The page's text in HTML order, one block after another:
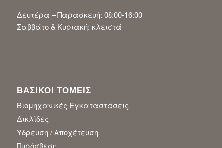
Δευτέρα – Παρασκευή: 08:00-16:00
Σαββάτο & Κυριακή: κλειστά
ΒΑΣΙΚΟΙ ΤΟΜΕΙΣ
Βιομηχανικές Εγκαταστάσεις
Δικλίδες
Ύδρευση / Αποχέτευση
Πυρόσβεση